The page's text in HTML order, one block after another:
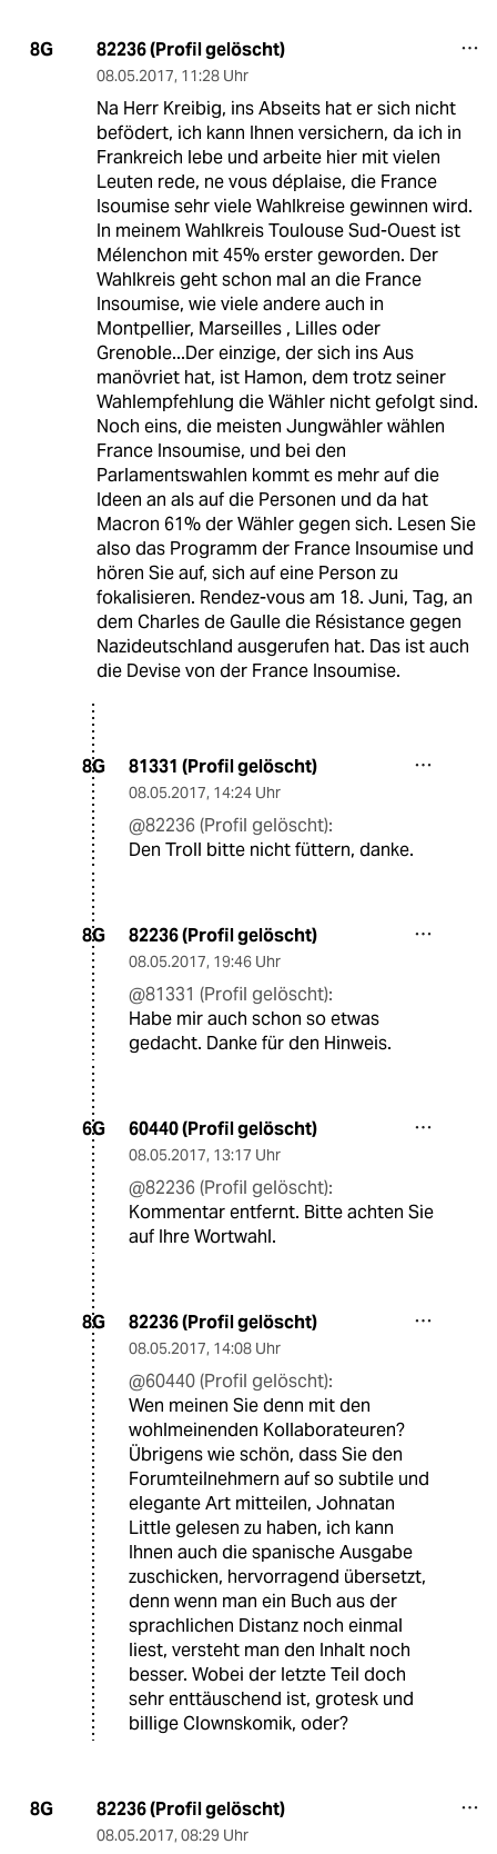
8G 82236 (Profil gelöscht)
08.05.2017, 11:28 Uhr
Na Herr Kreibig, ins Abseits hat er sich nicht
befödert, ich kann Ihnen versichern, da ich in
Frankreich lebe und arbeite hier mit vielen
Leuten rede, ne vous déplaise, die France
Isoumise sehr viele Wahlkreise gewinnen wird.
In meinem Wahlkreis Toulouse Sud-Ouest ist
Mélenchon mit 45% erster geworden. Der
Wahlkreis geht schon mal an die France
Insoumise, wie viele andere auch in
Montpellier, Marseilles , Lilles oder
Grenoble...Der einzige, der sich ins Aus
manövriet hat, ist Hamon, dem trotz seiner
Wahlempfehlung die Wähler nicht gefolgt sind.
Noch eins, die meisten Jungwähler wählen
France Insoumise, und bei den
Parlamentswahlen kommt es mehr auf die
Ideen an als auf die Personen und da hat
Macron 61% der Wähler gegen sich. Lesen Sie
also das Programm der France Insoumise und
hören Sie auf, sich auf eine Person zu
fokalisieren. Rendez-vous am 18. Juni, Tag, an
dem Charles de Gaulle die Résistance gegen
Nazideutschland ausgerufen hat. Das ist auch
die Devise von der France Insoumise.
8G 81331 (Profil gelöscht)
08.05.2017, 14:24 Uhr
@82236 (Profil gelöscht):
Den Troll bitte nicht füttern, danke.
8G 82236 (Profil gelöscht)
08.05.2017, 19:46 Uhr
@81331 (Profil gelöscht):
Habe mir auch schon so etwas
gedacht. Danke für den Hinweis.
6G 60440 (Profil gelöscht)
08.05.2017, 13:17 Uhr
@82236 (Profil gelöscht):
Kommentar entfernt. Bitte achten Sie
auf Ihre Wortwahl.
8G 82236 (Profil gelöscht)
08.05.2017, 14:08 Uhr
@60440 (Profil gelöscht):
Wen meinen Sie denn mit den
wohlmeinenden Kollaborateuren?
Übrigens wie schön, dass Sie den
Forumteilnehmern auf so subtile und
elegante Art mitteilen, Johnatan
Little gelesen zu haben, ich kann
Ihnen auch die spanische Ausgabe
zuschicken, hervorragend übersetzt,
denn wenn man ein Buch aus der
sprachlichen Distanz noch einmal
liest, versteht man den Inhalt noch
besser. Wobei der letzte Teil doch
sehr enttäuschend ist, grotesk und
billige Clownskomik, oder?
8G 82236 (Profil gelöscht)
08.05.2017, 08:29 Uhr